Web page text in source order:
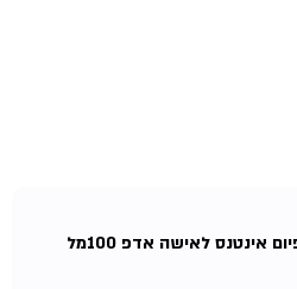
לאישה אדפ 100מל